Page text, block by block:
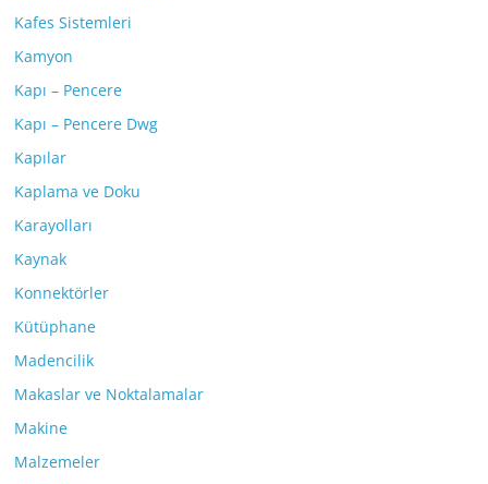
Kafes Sistemleri
Kamyon
Kapı – Pencere
Kapı – Pencere Dwg
Kapılar
Kaplama ve Doku
Karayolları
Kaynak
Konnektörler
Kütüphane
Madencilik
Makaslar ve Noktalamalar
Makine
Malzemeler